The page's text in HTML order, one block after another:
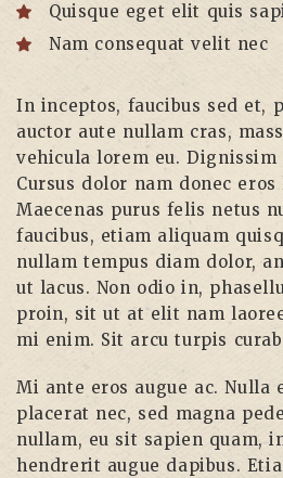
Quisque eget elit quis
Nam consequat velit nec
In inceptos, faucibus sed et,
auctor aute nullam cras,
vehicula lorem eu.
Cursus dolor nam donec
Maecenas purus felis netus
faucibus, etiam aliquam
nullam tempus diam dolor,
ut lacus. Non odio in,
proin, sit ut at elit nam
mi enim. Sit arcu turpis
Mi ante eros augue ac. Nulla
placerat nec, sed magna
nullam, eu sit sapien quam,
hendrerit augue dapibus.